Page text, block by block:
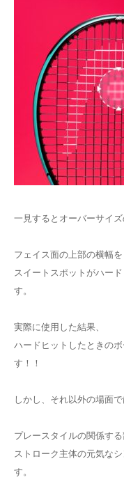
一見するとオーバーサイ
フェイス面の上部の横幅
スイートスポットがハー
す。
実際に使用した結果、
ハードヒットしたときの
す！！
しかし、それ以外の場面
プレースタイルの関係する
ストローク主体の元気な
す。